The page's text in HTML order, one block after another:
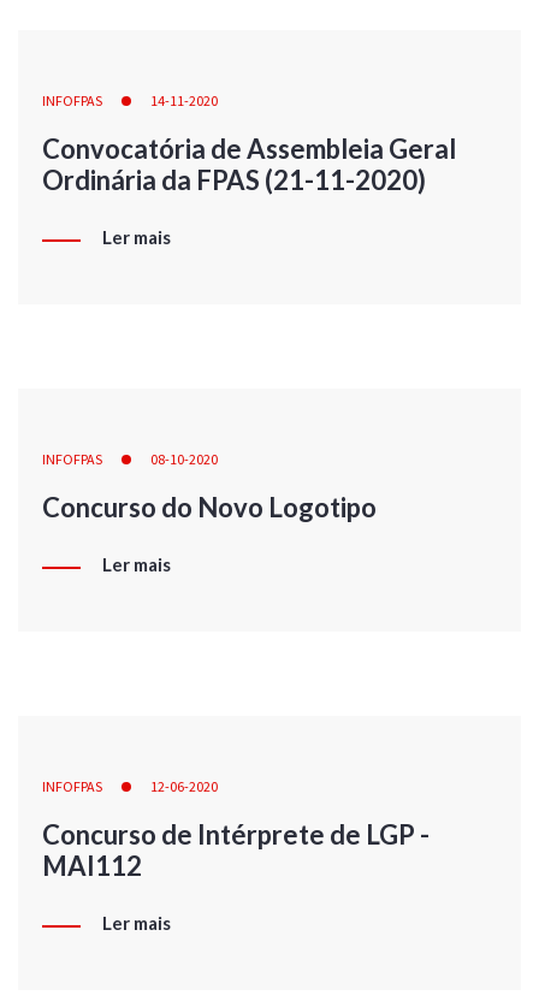
INFOFPAS 14-11-2020
Convocatória de Assembleia Geral
Ordinária da FPAS (21-11-2020)
Ler mais
INFOFPAS 08-10-2020
Concurso do Novo Logotipo
Ler mais
INFOFPAS 12-06-2020
Concurso de Intérprete de LGP -
MAI112
Ler mais